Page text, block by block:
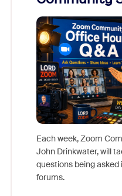
Each week, Zoom
John Drinkwater, will
questions being
forums.